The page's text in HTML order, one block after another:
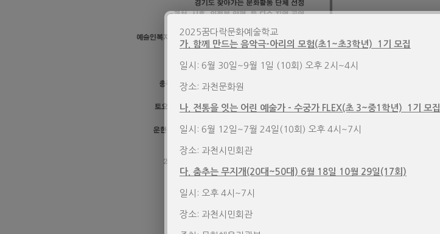
2025꿈다락문화예술학교
가. 함께 만드는 음악극-아리의 모험(초1~초3학년) 1기 모집
일시: 6월 30일~9월 1일 (10회) 오후 2시~4시
장소: 과천문화원
나. 전통을 잇는 어린 예술가 – 수궁가 FLEX(초 3~중1학년) 1기 모집
일시: 6월 12일~7월 24일(10회) 오후 4시~7시
장소: 과천시민회관
다. 춤추는 무지개(20대~50대) 6월 18일 10월 29일(17회)
일시: 오후 4시~7시
장소: 과천시민회관